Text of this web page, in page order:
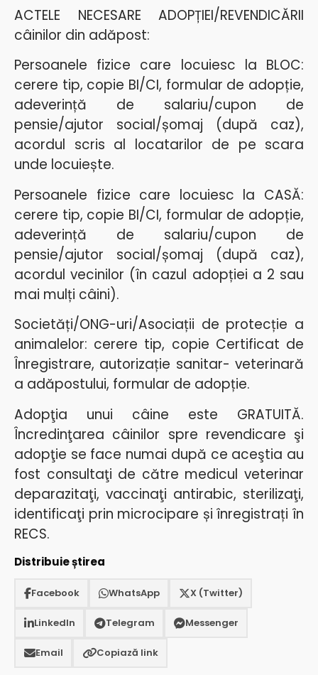
ACTELE NECESARE ADOPȚIEI/REVENDICĂRII
câinilor din adăpost:
Persoanele fizice care locuiesc la BLOC:
cerere tip, copie BI/CI, formular de adopție,
adeverință de salariu/cupon de
pensie/ajutor social/șomaj (după caz),
acordul scris al locatarilor de pe scara
unde locuiește.
Persoanele fizice care locuiesc la CASĂ:
cerere tip, copie BI/CI, formular de adopție,
adeverință de salariu/cupon de
pensie/ajutor social/șomaj (după caz),
acordul vecinilor (în cazul adopției a 2 sau
mai mulți câini).
Societăți/ONG-uri/Asociații de protecție a
animalelor: cerere tip, copie Certificat de
Înregistrare, autorizație sanitar- veterinară
a adăpostului, formular de adopție.
Adopţia unui câine este GRATUITĂ.
Încredinţarea câinilor spre revendicare şi
adopţie se face numai după ce aceştia au
fost consultaţi de către medicul veterinar
deparazitaţi, vaccinaţi antirabic, sterilizaţi,
identificaţi prin microcipare și înregistrați în
RECS.
Distribuie știrea
Facebook WhatsApp X (Twitter)
LinkedIn Telegram Messenger
Email Copiază link